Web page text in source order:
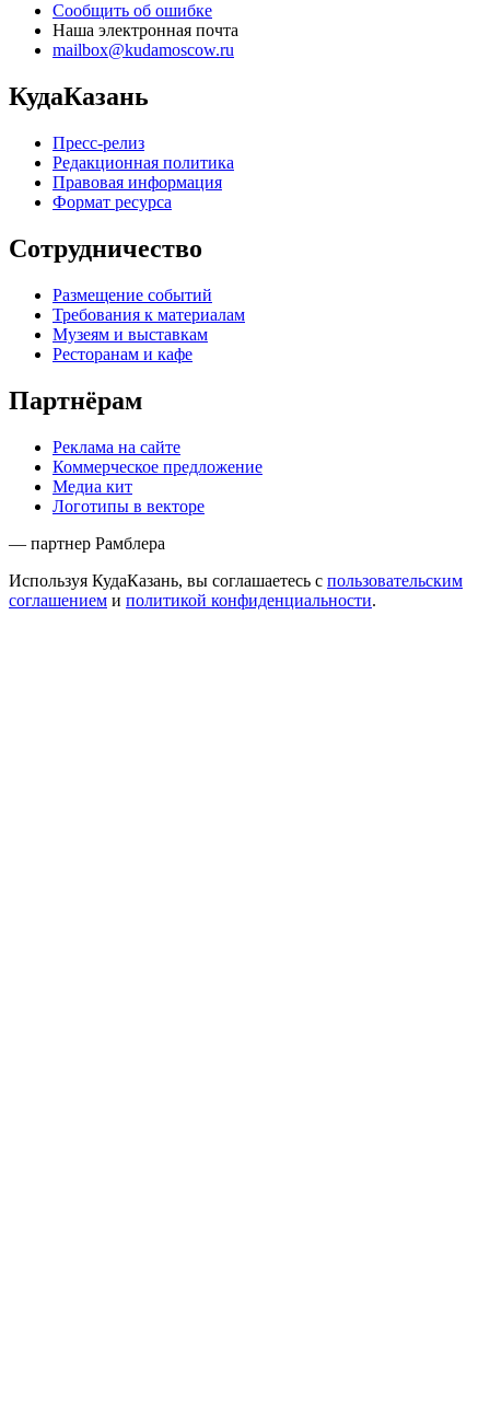
Сообщить об ошибке
Наша электронная почта
mailbox@kudamoscow.ru
КудаКазань
Пресс-релиз
Редакционная политика
Правовая информация
Формат ресурса
Сотрудничество
Размещение событий
Требования к материалам
Музеям и выставкам
Ресторанам и кафе
Партнёрам
Реклама на сайте
Коммерческое предложение
Медиа кит
Логотипы в векторе
— партнер Рамблера
Используя КудаКазань, вы соглашаетесь с пользовательским
соглашением и политикой конфиденциальности.